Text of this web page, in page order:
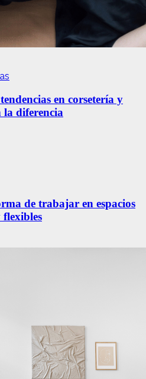
en corsetería y
la diferencia
de trabajar en espacios
flexibles